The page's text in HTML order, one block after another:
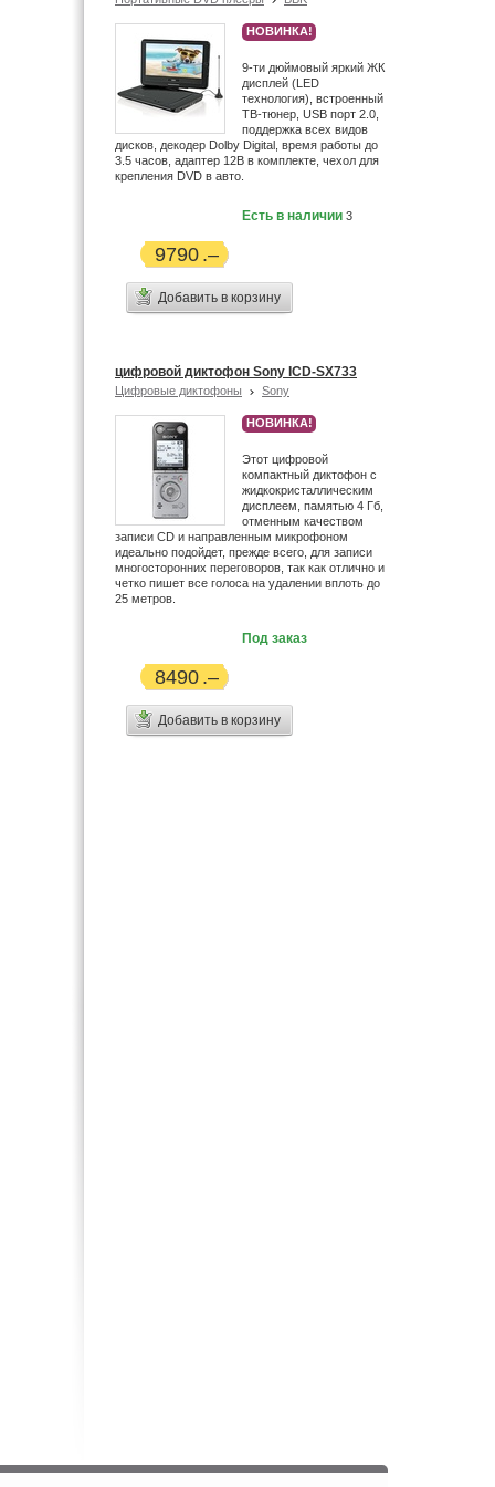
Dune (5)
Dvico (2)
DVTech (1)
Edic (6)
Ellion (4)
EMOL (2)
Ergo (1)
Ericsson (1)
Eton (23)
Explay (4)
Garmin (8)
Gmini (2)
Grace Digital (2)
Grundig (14)
Gueray (12)
Haier (4)
Handaer (3)
HiFiMan (1)
HoneyWld (1)
Hyundai (10)
Icom (2)
Jenoptic (1)
JJ-Connect (4)
JVC (39)
НОВИНКА!
9-ти дюймовый яркий ЖК
дисплей (LED
технология), встроенный
ТВ-тюнер, USB порт 2.0,
поддержка всех видов
дисков, декодер Dolby Digital, время работы до
3.5 часов, адаптер 12В в комплекте, чехол для
крепления DVD в авто.
Есть в наличии 3
9790
Добавить в корзину
цифровой диктофон Sony ICD-SX733
Цифровые диктофоны Sony
НОВИНКА!
Этот цифровой
компактный диктофон с
жидкокристаллическим
дисплеем, памятью 4 Гб,
отменным качеством
записи CD и направленным микрофоном
идеально подойдет, прежде всего, для записи
многосторонних переговоров, так как отлично и
четко пишет все голоса на удалении вплоть до
25 метров.
Под заказ
8490
Добавить в корзину